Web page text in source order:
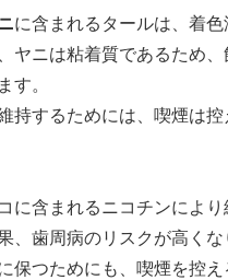
に含まれるタールは、着色
ヤニは粘着質であるため
す。
持するためには、喫煙は
に含まれるニコチンによ
、歯周病のリスクが高くな
保つためにも、喫煙を控